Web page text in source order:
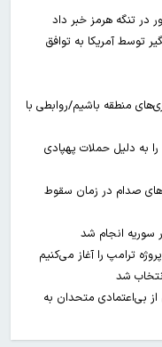
در تنگه هرمز خبر داد
توسط آمریکا به توافق
منطقه باشیم/روابطی با
به دلیل حملات پهپادی
صدام در زمان سقوط
سوریه انجام شد
ترامپ را آغاز می‌کنیم
شد
بی‌اعتمادی متحدان به